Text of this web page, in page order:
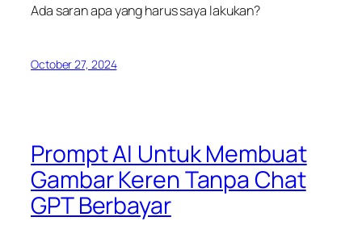
Ada saran apa yang harus saya lakukan?
October 27, 2024
Prompt AI Untuk Membuat
Gambar Keren Tanpa Chat
GPT Berbayar